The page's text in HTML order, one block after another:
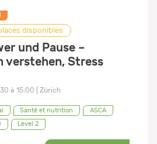
disponibles
und Pause –
verstehen, Stress
à 15:00 | Zürich
Santé et nutrition
ASCA
Level 2